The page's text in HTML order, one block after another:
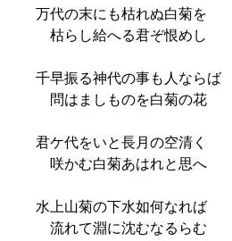
万代の末にも枯れぬ白菊を
枯らし給へる君ぞ恨めし
千早振る神代の事も人ならば
問はましものを白菊の花
君ケ代をいと長月の空清く
咲かむ白菊あはれと思へ
水上山菊の下水如何なれば
流れて淵に沈むなるらむ